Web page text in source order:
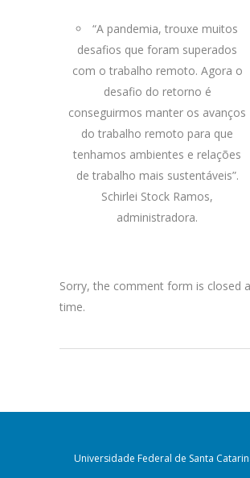
“A pandemia, trouxe muitos
desafios que foram superados
com o trabalho remoto. Agora o
desafio do retorno é
conseguirmos manter os avanços
do trabalho remoto para que
tenhamos ambientes e relações
de trabalho mais sustentáveis”.
Schirlei Stock Ramos,
administradora.
Sorry, the comment form is closed
time.
Universidade Federal de Santa